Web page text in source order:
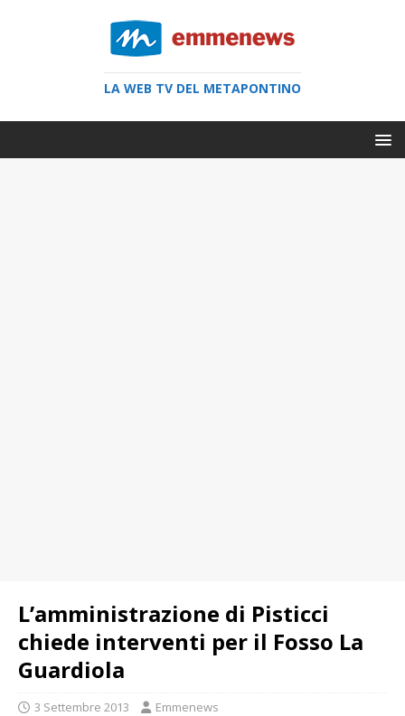
LA WEB TV DEL METAPONTINO
L’amministrazione di Pisticci
chiede interventi per il Fosso La
Guardiola
3 Settembre 2013 Emmenews